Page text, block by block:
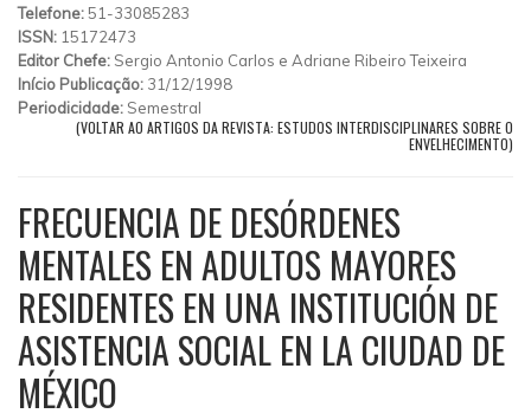
Telefone:51-33085283
ISSN: 15172473
Editor Chefe: Sergio Antonio Carlos e Adriane Ribeiro Teixeira
Início Publicação: 31/12/1998
Periodicidade: Semestral
(VOLTAR AO ARTIGOS DA REVISTA: ESTUDOS INTERDISCIPLINARES SOBRE O
ENVELHECIMENTO)
FRECUENCIA DE DESÓRDENES
MENTALES EN ADULTOS MAYORES
RESIDENTES EN UNA INSTITUCIÓN DE
ASISTENCIA SOCIAL EN LA CIUDAD DE
MÉXICO